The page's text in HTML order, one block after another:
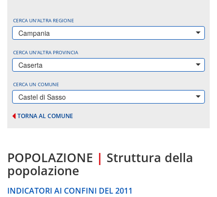
CERCA UN'ALTRA REGIONE
Campania
CERCA UN'ALTRA PROVINCIA
Caserta
CERCA UN COMUNE
Castel di Sasso
TORNA AL COMUNE
POPOLAZIONE | Struttura della
popolazione
INDICATORI AI CONFINI DEL 2011